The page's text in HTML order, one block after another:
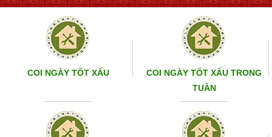
COI NGÀY TỐT XẤU
COI NGÀY TỐT XẤU TRONG
TUẦN